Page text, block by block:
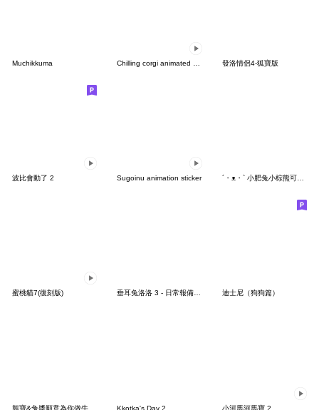
Muchikkuma 發洛情侶4-狐寶版
波比會動了 2 Sugoinu animation sticker ´・ᴥ・` 小肥兔小棕熊可可愛愛
蜜桃貓7(復刻版) 垂耳兔洛洛 3 - 日常報備誇誇 迪士尼（狗狗篇）
Kkotka's Day 2 小河馬河馬寶 2